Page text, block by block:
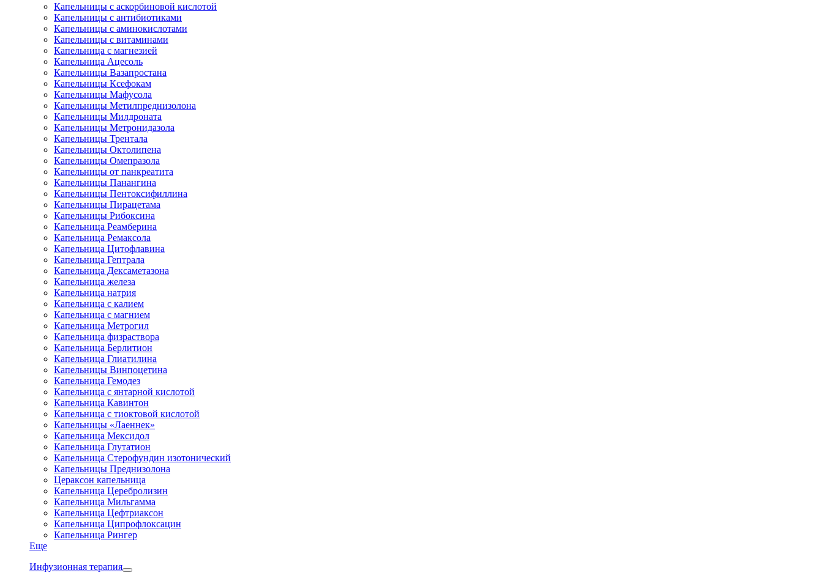
Капельницы с аскорбиновой кислотой
Капельницы с антибиотиками
Капельницы с аминокислотами
Капельницы с витаминами
Капельница с магнезией
Капельница Ацесоль
Капельницы Вазапростана
Капельницы Ксефокам
Капельницы Мафусола
Капельницы Метилпреднизолона
Капельницы Милдроната
Капельницы Метронидазола
Капельницы Трентала
Капельницы Октолипена
Капельницы Омепразола
Капельницы от панкреатита
Капельницы Панангина
Капельницы Пентоксифиллина
Капельницы Пирацетама
Капельницы Рибоксина
Капельница Реамберина
Капельница Ремаксола
Капельница Цитофлавина
Капельница Гептрала
Капельница Дексаметазона
Капельница железа
Капельница натрия
Капельница с калием
Капельница с магнием
Капельница Метрогил
Капельница физраствора
Капельница Берлитион
Капельница Глиатилина
Капельницы Винпоцетина
Капельница Гемодез
Капельница с янтарной кислотой
Капельница Кавинтон
Капельница с тиоктовой кислотой
Капельницы «Лаеннек»
Капельница Мексидол
Капельница Глутатион
Капельница Стерофундин изотонический
Капельницы Преднизолона
Цераксон капельница
Капельница Церебролизин
Капельница Мильгамма
Капельница Цефтриаксон
Капельница Ципрофлоксацин
Капельница Рингер
Еще
Инфузионная терапия